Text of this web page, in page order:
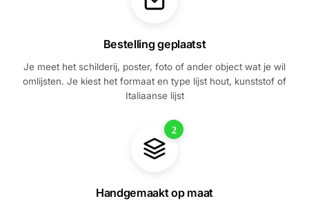
Bestelling geplaatst
Je meet het schilderij, poster, foto of ander object wat je wil
omlijsten. Je kiest het formaat en type lijst hout, kunststof of
Italiaanse lijst
2
Handgemaakt op maat